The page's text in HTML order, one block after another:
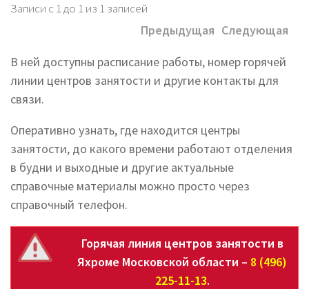
Записи с 1 до 1 из 1 записей
Предыдущая Следующая
В ней доступны расписание работы, номер горячей
линии центров занятости и другие контакты для
связи.
Оперативно узнать, где находится центры
занятости, до какого времени работают отделения
в будни и выходные и другие актуальные
справочные материалы можно просто через
справочный телефон.
Горячая линия центров занятости в
Яхроме Московской области – 8 (496)
225-11-13.